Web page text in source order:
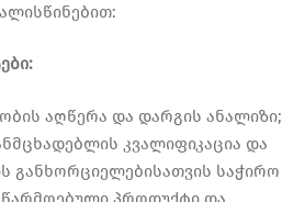
აღწერა და დარგის ანალიზი;
კვალიფიკაცია და
განხორციელებისათვის საჭირო